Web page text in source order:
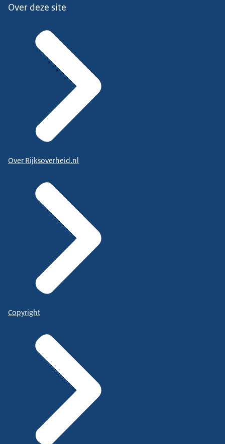
Over deze site
Over Rijksoverheid.nl
Copyright